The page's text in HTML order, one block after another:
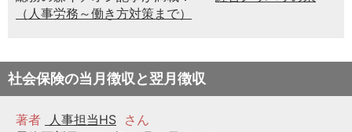
（人事労務～働き方対策まで）
社会保険の当月徴収と翌月徴収
著者 人事担当HS さん